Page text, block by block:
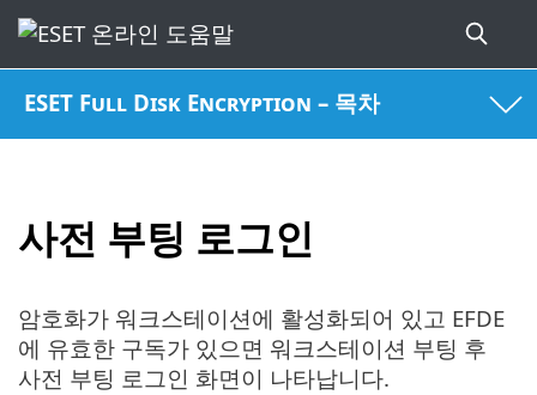
ESET Full Disk Encryption – 목차
사전 부팅 로그인
암호화가 워크스테이션에 활성화되어 있고 EFDE
에 유효한 구독가 있으면 워크스테이션 부팅 후
사전 부팅 로그인 화면이 나타납니다.